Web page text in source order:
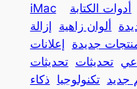
iMac
أدوات الكتابة
ألوان زاهية إزالة
جديدة إعلانات
تحديثات تحديثات
جديد تكنولوجيا ذكاء